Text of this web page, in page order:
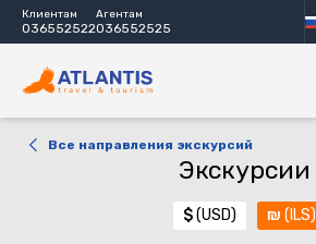
Клиентам
036552522
Агентам
036552525
Все направления экскурсий
Экскурсии
$(USD) ₪ (ILS)